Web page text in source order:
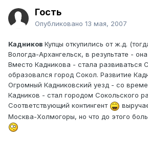
Гость
Опубликовано 13 мая, 2007
Кадников Купцы откупились от ж.д.
Вологда-Архангельск, в результате -
Вместо Кадникова - стала развиваться
образовался город Сокол. Развитие
Огромный Кадниковский уезд - со
Кадников - стал городом Сокольского
Соответствующий контингент
Москва-Холмогоры, но что до этого